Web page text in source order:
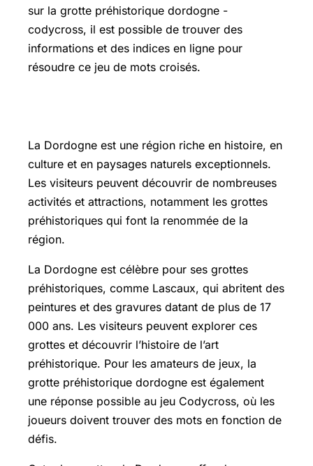
sur la grotte préhistorique dordogne -
codycross, il est possible de trouver des
informations et des indices en ligne pour
résoudre ce jeu de mots croisés.
La Dordogne est une région riche en histoire, en
culture et en paysages naturels exceptionnels.
Les visiteurs peuvent découvrir de nombreuses
activités et attractions, notamment les grottes
préhistoriques qui font la renommée de la
région.
La Dordogne est célèbre pour ses grottes
préhistoriques, comme Lascaux, qui abritent des
peintures et des gravures datant de plus de 17
000 ans. Les visiteurs peuvent explorer ces
grottes et découvrir l’histoire de l’art
préhistorique. Pour les amateurs de jeux, la
grotte préhistorique dordogne est également
une réponse possible au jeu Codycross, où les
joueurs doivent trouver des mots en fonction de
défis.